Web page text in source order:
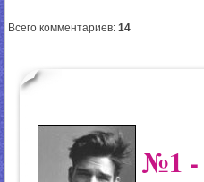
Всего комментариев: 14
№1